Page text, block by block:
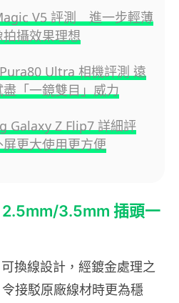
V5 評測 進一步輕薄
攝效果理想
Ultra 相機評測 遠
「一鏡雙目」威力
Galaxy Z Flip7 詳細評
更大使用更方便
3.5mm 插頭一
換線設計，經鍍金處理之
接駁原廠線材時更為穩